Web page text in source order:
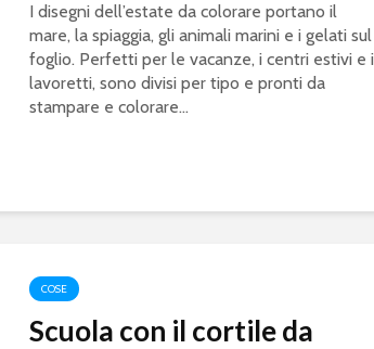
I disegni dell’estate da colorare portano il
mare, la spiaggia, gli animali marini e i gelati sul
foglio. Perfetti per le vacanze, i centri estivi e i
lavoretti, sono divisi per tipo e pronti da
stampare e colorare...
COSE
Scuola con il cortile da